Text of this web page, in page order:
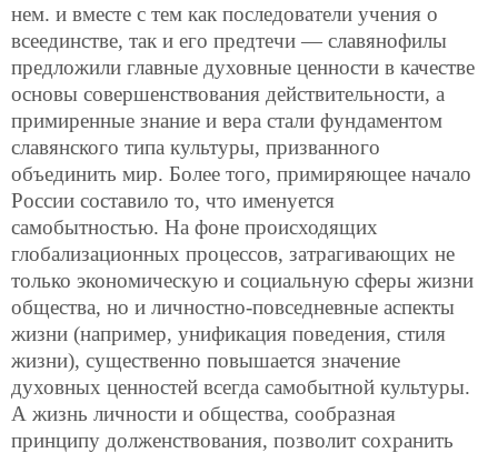
нем. и вместе с тем как последователи учения о
всеединстве, так и его предтечи — славянофилы
предложили главные духовные ценности в качестве
основы совершенствования действительности, а
примиренные знание и вера стали фундаментом
славянского типа культуры, призванного
объединить мир. Более того, примиряющее начало
России составило то, что именуется
самобытностью. На фоне происходящих
глобализационных процессов, затрагивающих не
только экономическую и социальную сферы жизни
общества, но и личностно-повседневные аспекты
жизни (например, унификация поведения, стиля
жизни), существенно повышается значение
духовных ценностей всегда самобытной культуры.
А жизнь личности и общества, сообразная
принципу долженствования, позволит сохранить